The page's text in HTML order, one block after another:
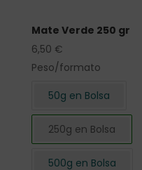
Mate Verde 250 gr
6,50 €
Peso/formato
50g en Bolsa
250g en Bolsa
500g en Bolsa